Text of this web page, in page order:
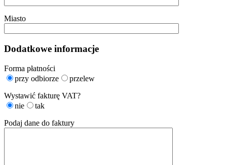
Miasto
Dodatkowe informacje
Forma płatności
przy odbiorze
przelew
Wystawić fakturę VAT?
nie
tak
Podaj dane do faktury